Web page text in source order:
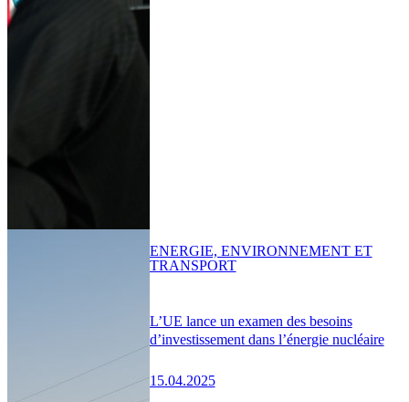
L’UE lance un examen des besoins
d’investissement dans l’énergie nucléaire
15.04.2025
ENERGIE, ENVIRONNEMENT ET
TRANSPORT